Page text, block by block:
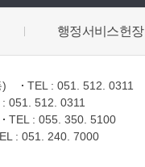
행정서비스헌장
)
TEL : 051. 512. 0311
: 051. 512. 0311
TEL : 055. 350. 5100
: 051. 240. 7000